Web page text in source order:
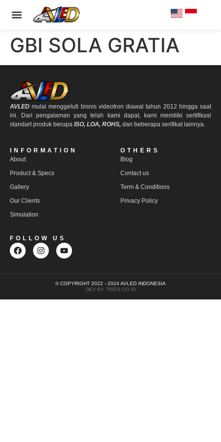
GBI SOLA GRATIA
AVLED mulai menggeluti bisnis videotron diawal tahun 2012 hingga saat
ini. Dari pengalaman yang telah kami dapat, kami memiliki sertifikasi
standart produk berupa ISO, LOA, ROHS, dan beberapa serifikat lainnya.
INFORMATION
About
Product & Specs
Gallery
Our Clients
Simulation
OTHERS
Blog
Contact us
Term & Conditions
Privacy Policy
FOLLOW US
© COPYRIGHT 2022 - 2024 AVLED INDONESIA
DEV BY TRIES.CO.ID